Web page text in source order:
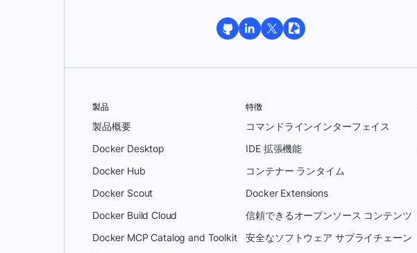
製品
製品概要
Docker Desktop
Docker Hub
Docker Scout
Docker Build Cloud
Docker MCP Catalog and Toolkit
特徴
コマンドラインインターフェイス
IDE 拡張機能
コンテナー ランタイム
Docker Extensions
信頼できるオープンソース コンテンツ
安全なソフトウェア サプライチェーン